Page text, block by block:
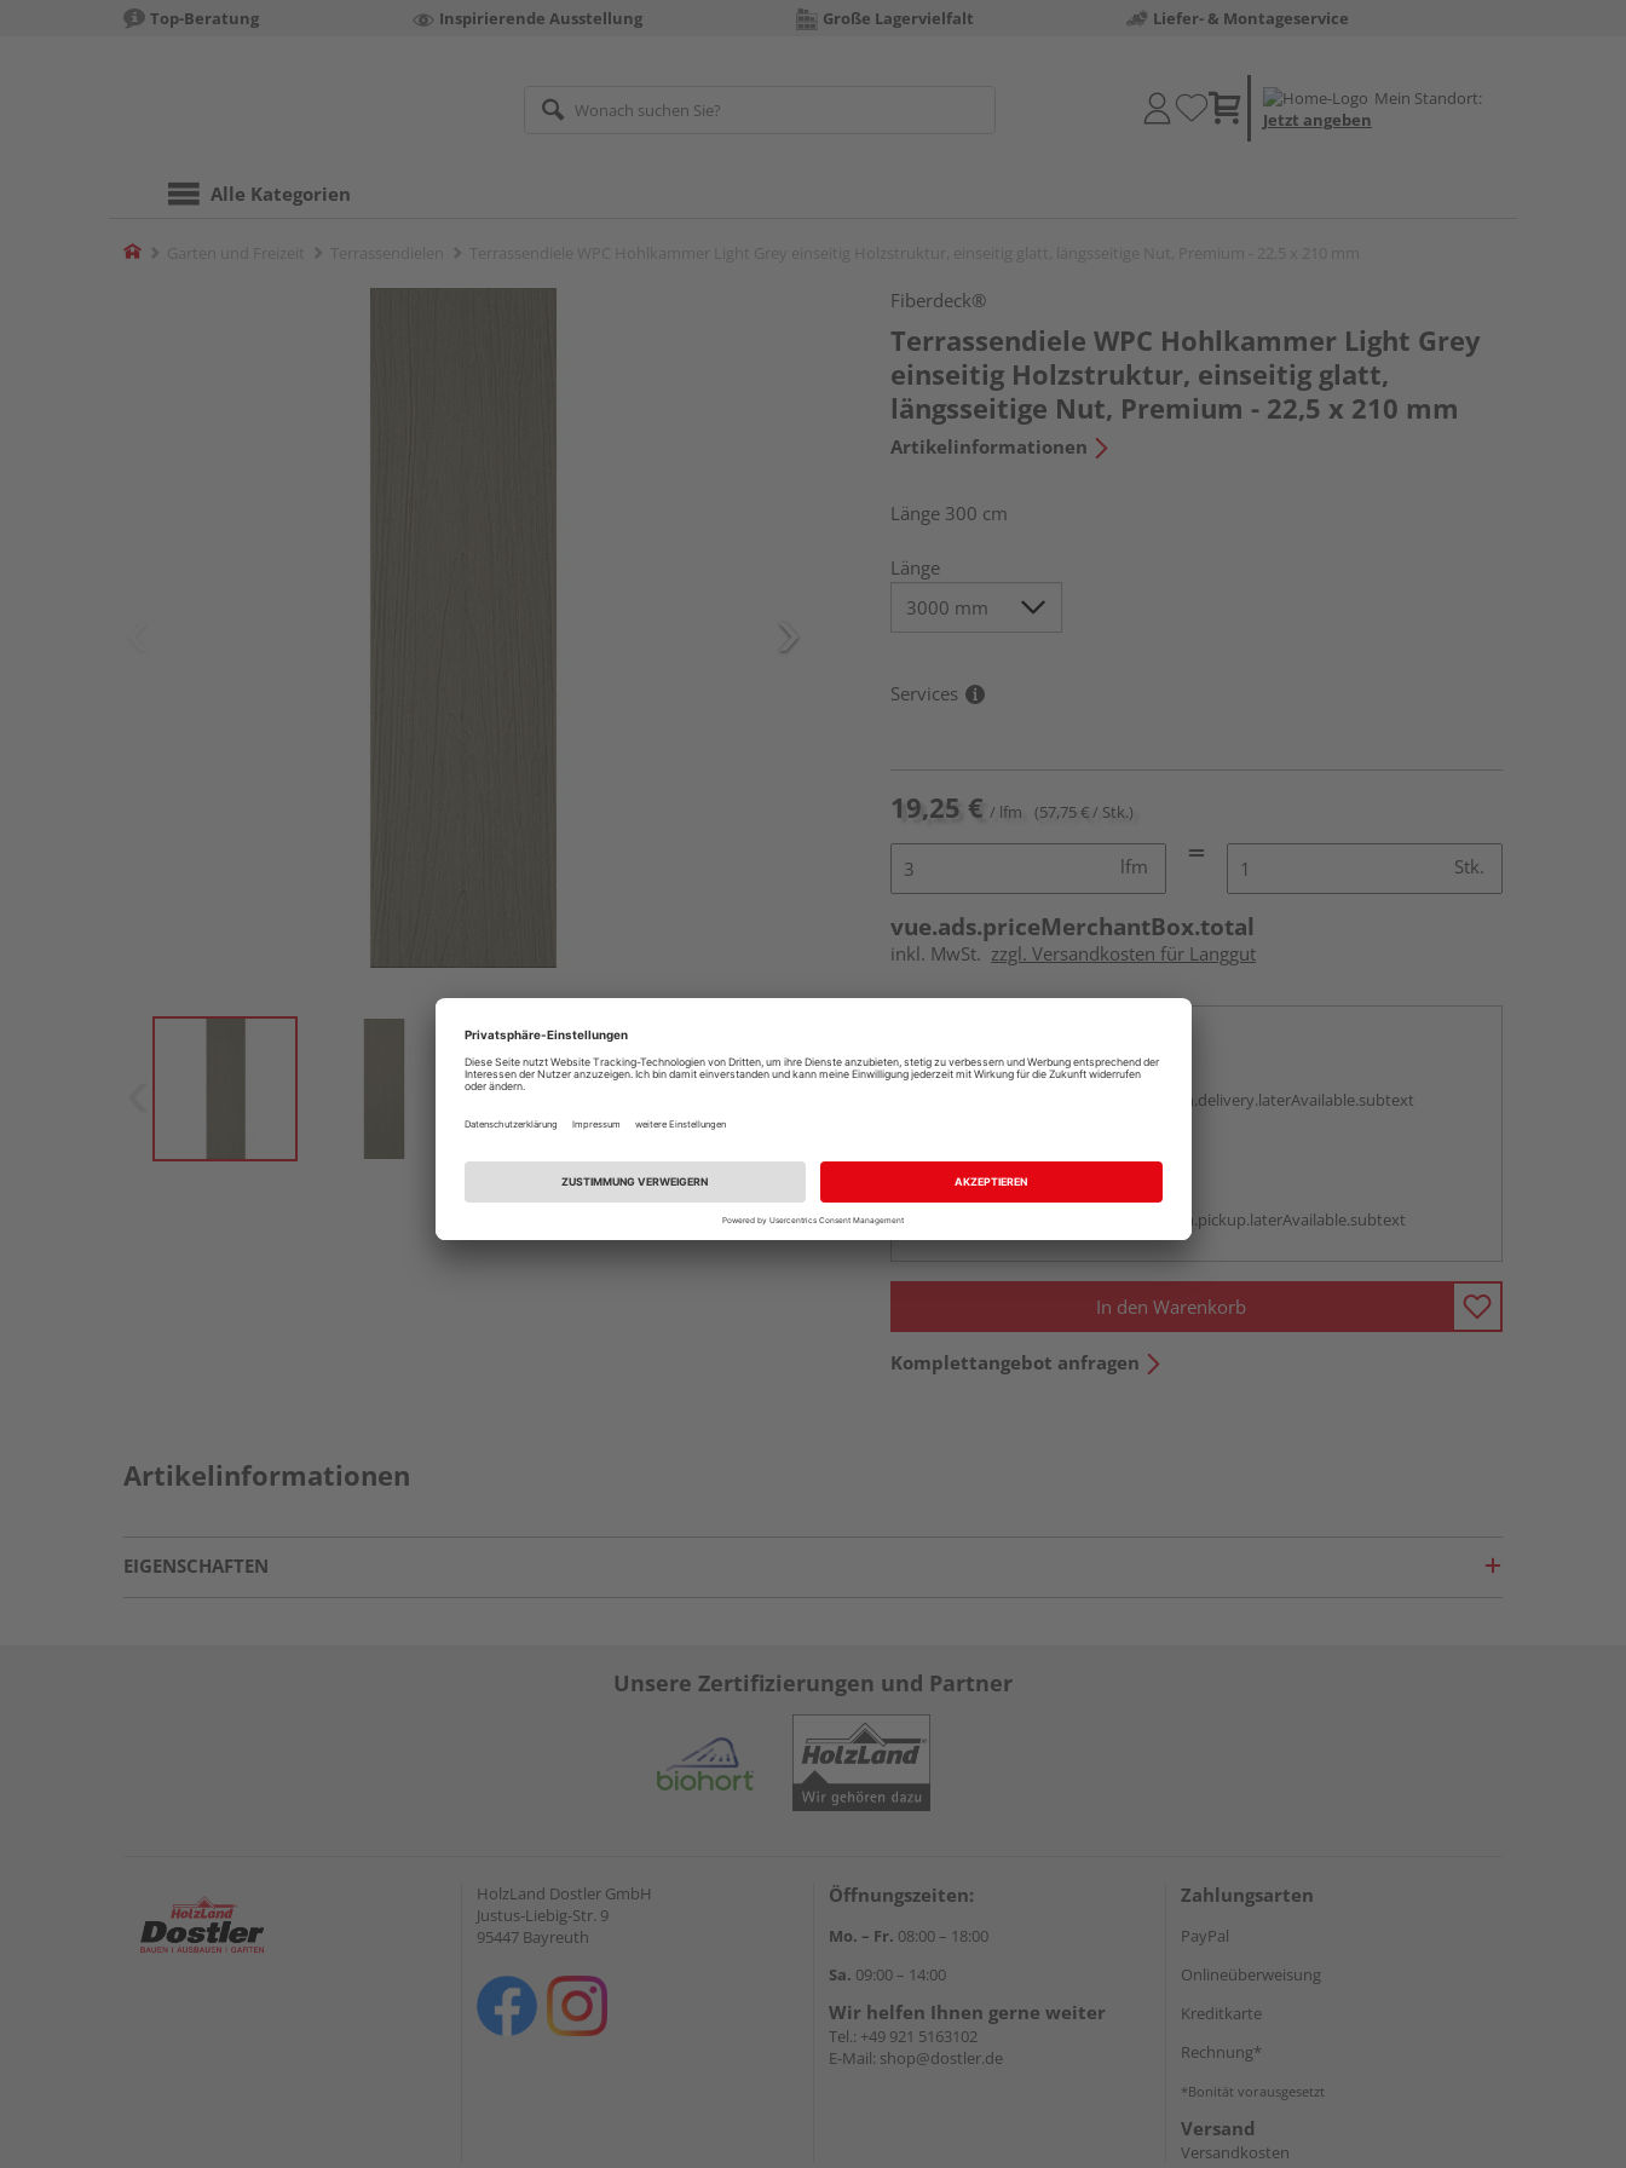
Top-Beratung Inspirierende Ausstellung Große Lagervielfalt Liefer- & Montageservice
Mein Standort:
Jetzt angeben
Alle Kategorien
Home
Fiberdeck®
Terrassendiele WPC Hohlkammer Light Grey
einseitig Holzstruktur, einseitig glatt,
längsseitige Nut, Premium - 22,5 x 210 mm
Artikelinformationen
Länge 300 cm
Länge
Services
19,25 € / lfm (57,75 € / Stk.)
lfm Stk.
vue.ads.priceMerchantBox.total
inkl. MwSt. zzgl. Versandkosten für Langgut
Auf Vorbestellung:
vue.ads.priceMerchantBox.option.delivery.laterAvailable.subtext
Beim Händler abholen
Auf Vorbestellung:
vue.ads.priceMerchantBox.option.pickup.laterAvailable.subtext
In den Warenkorb
Komplettangebot anfragen
Artikelinformationen
EIGENSCHAFTEN
Unsere Zertifizierungen und Partner
HolzLand Dostler GmbH
Justus-Liebig-Str. 9
95447 Bayreuth
Öffnungszeiten:
Mo. – Fr. 08:00 – 18:00
Sa. 09:00 – 14:00
Wir helfen Ihnen gerne weiter
Tel.: +49 921 5163102
E-Mail: shop@dostler.de
Zahlungsarten
PayPal
Onlineüberweisung
Kreditkarte
Rechnung*
*Bonität vorausgesetzt
Versand
Versandkosten